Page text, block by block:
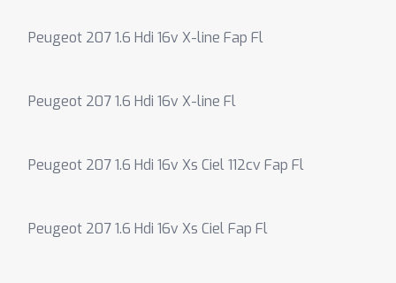
Peugeot 207 1.6 Hdi 16v X-line Fap Fl
Peugeot 207 1.6 Hdi 16v X-line Fl
Peugeot 207 1.6 Hdi 16v Xs Ciel 112cv Fap Fl
Peugeot 207 1.6 Hdi 16v Xs Ciel Fap Fl